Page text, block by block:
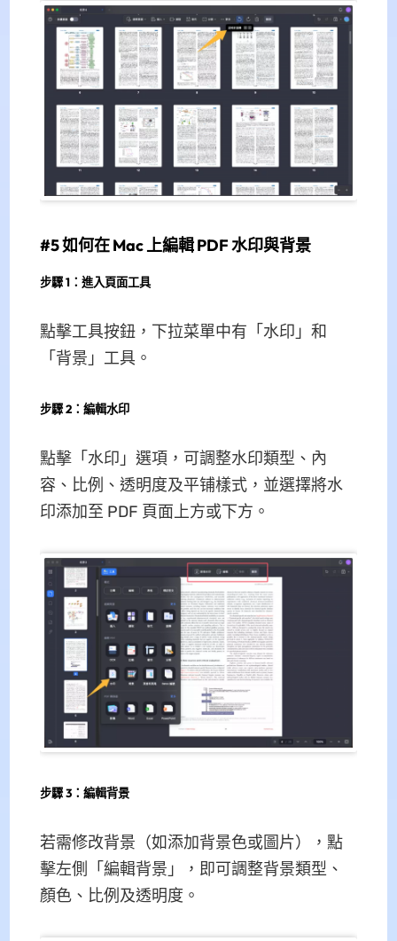
#5 如何在 Mac 上編輯 PDF 水印與背景
步驟 1：進入頁面工具
點擊工具按鈕，下拉菜單中有「水印」和
「背景」工具。
步驟 2：編輯水印
點擊「水印」選項，可調整水印類型、內
容、比例、透明度及平铺樣式，並選擇將水
印添加至 PDF 頁面上方或下方。
步驟 3：編輯背景
若需修改背景（如添加背景色或圖片），點
擊左側「編輯背景」，即可調整背景類型、
顏色、比例及透明度。